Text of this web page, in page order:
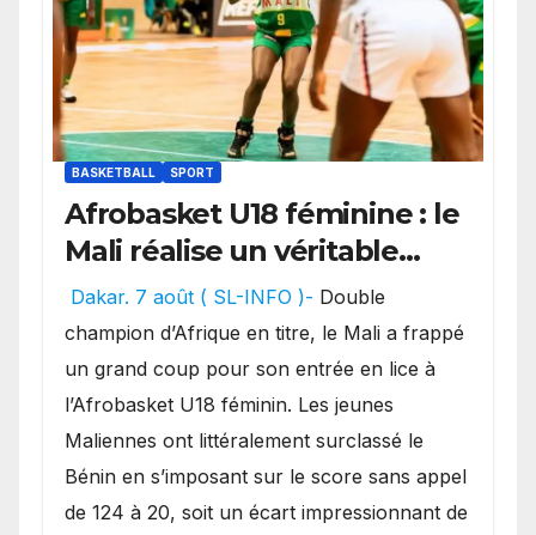
BASKETBALL SPORT
Afrobasket U18 féminine : le
Mali réalise un véritable
festival offensif et inflige
une lourde défaite au
Bénin.
Dakar. 7 août ( SL-INFO )- Double
champion d’Afrique en titre, le Mali a frappé
un grand coup pour son entrée en lice à
l’Afrobasket U18 féminin. Les jeunes
Maliennes ont littéralement surclassé le
Bénin en s’imposant sur le score sans appel
de 124 à 20, soit un écart impressionnant de